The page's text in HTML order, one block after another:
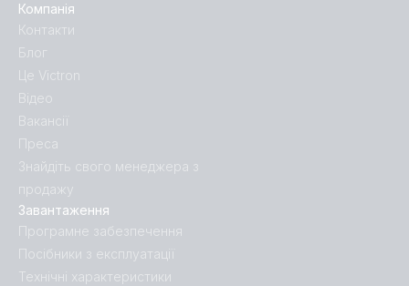
Завантаження
Програмне забезпечення
Посібники з експлуатації
Технічні характеристики
Компанія
Контакти
Блог
Це Victron
Відео
Вакансії
Преса
Знайдіть свого менеджера з
продажу